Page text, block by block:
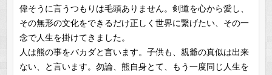
偉そうに言うつもりは毛頭ありません。剣道を心から愛し、
その無形の文化をできるだけ正しく世界に繋げたい、その一
念で人生を掛けてきました。
人は熊の事をバカダと言います。子供も、親爺の真似は出来
ない、と言います。勿論、熊自身とて、もう一度同じ人生を